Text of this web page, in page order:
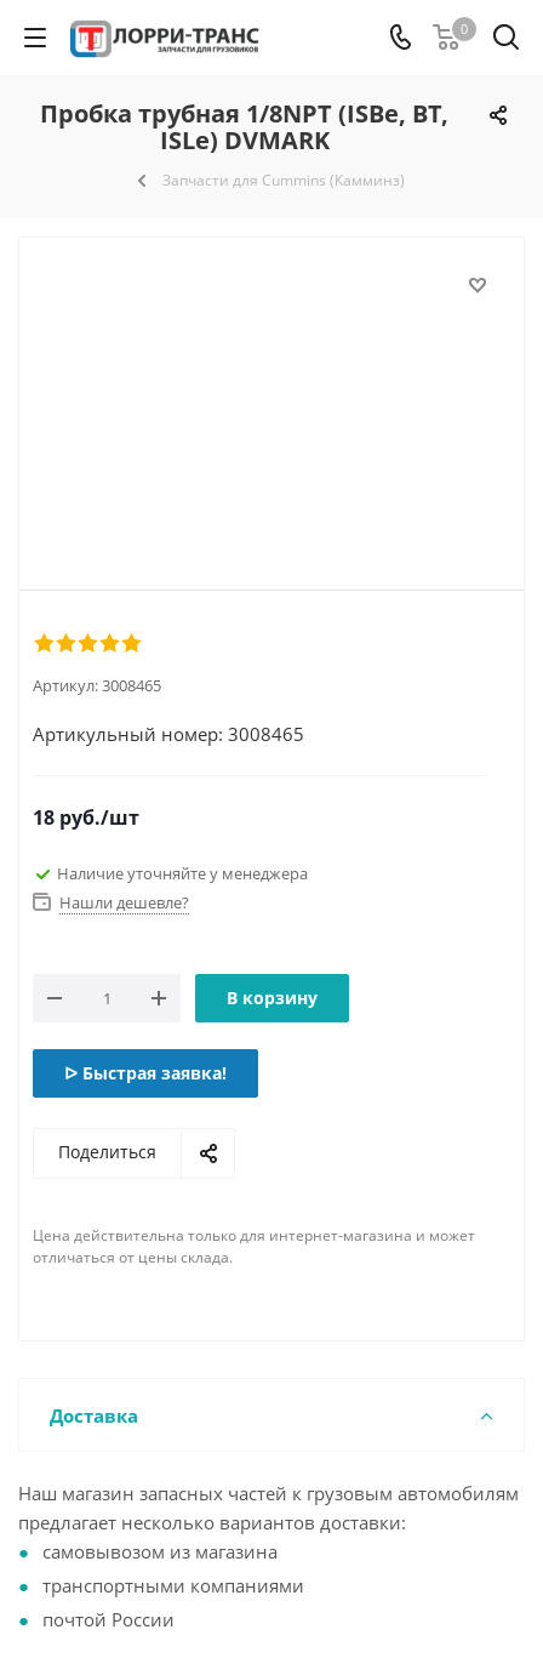
0
Пробка трубная 1/8NPT (ISBe, ВТ,
ISLe) DVMARK
Запчасти для Cummins (Камминз)
Артикул:3008465
Артикульный номер: 3008465
18 руб./шт
Наличие уточняйте у менеджера
Нашли дешевле?
В корзину
ᐅ Быстрая заявка!
Поделиться
Цена действительна только для интернет-магазина и может
отличаться от цены склада.
Доставка
Наш магазин запасных частей к грузовым автомобилям
предлагает несколько вариантов доставки:
самовывозом из магазина
транспортными компаниями
почтой России